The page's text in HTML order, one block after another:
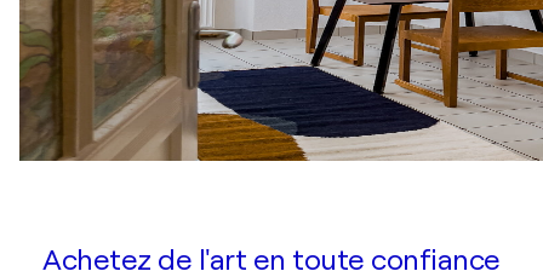
Achetez de l'art en toute confiance